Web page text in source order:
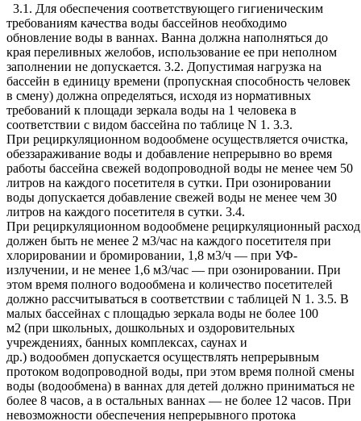
3.1. Для обеспечения соответствующего гигиеническим требованиям качества воды бассейнов необходимо обновление воды в ваннах. Ванна должна наполняться до края переливных желобов, использование ее при неполном заполнении не допускается. 3.2. Допустимая нагрузка на бассейн в единицу времени (пропускная способность человек в смену) должна определяться, исходя из нормативных требований к площади зеркала воды на 1 человека в соответствии с видом бассейна по таблице N 1. 3.3. При рециркуляционном водообмене осуществляется очистка, обеззараживание воды и добавление непрерывно во время работы бассейна свежей водопроводной воды не менее чем 50 литров на каждого посетителя в сутки. При озонировании воды допускается добавление свежей воды не менее чем 30 литров на каждого посетителя в сутки. 3.4. При рециркуляционном водообмене рециркуляционный расход должен быть не менее 2 м3/час на каждого посетителя при хлорировании и бромировании, 1,8 м3/ч — при УФ-излучении, и не менее 1,6 м3/час — при озонировании. При этом время полного водообмена и количество посетителей должно рассчитываться в соответствии с таблицей N 1. 3.5. В малых бассейнах с площадью зеркала воды не более 100 м2 (при школьных, дошкольных и оздоровительных учреждениях, банных комплексах, саунах и др.) водообмен допускается осуществлять непрерывным протоком водопроводной воды, при этом время полной смены воды (водообмена) в ваннах для детей должно приниматься не более 8 часов, а в остальных ваннах — не более 12 часов. При невозможности обеспечения непрерывного протока водопроводной воды должна проводиться ежедневная полная смена воды в ваннах бассейнов школьных и дошкольных учреждений, а также малых бассейнов в саунах и банных комплексах. 3.6. В детских летних оздоровительных учреждениях сезонного типа при отсутствии водопроводной воды питьевого качества в надлежащем количестве по согласованию с органами госсанэпиднадзора допускается устройство бассейнов с периодическим наполнением из поверхностного или подземного источников, а также морской водой, при соблюдении требований, указанных в п.3.5 и п.4.4 настоящих санитарных правил. 3.7. Организация перерывов между сменами, их необходимость и продолжительность, решаются по согласованию с местными органами госсанэпиднадзора в зависимости от качества воды в ванне бассейна, количества посетителей и соблюдения ими правил личной гигиены (душ), санитарного состояния помещений, регулярности и качества уборки и др. Ухудшение качества воды в ванне бассейна при отсутствии перерывов требует срочного принятия административных мер по повышению контроля за: — уборкой и дезинфекцией помещений; — обеззараживанием воды; — соответствием количества посетителей требованиям таблицы N 1 и соблюдением ими правил личной гигиены и т.д. Если указанные меры не привели к улучшению качества воды в ванне бассейна, то необходимо введение перерывов между сменами с оптимальной продолжительностью. 3.8. Обеззараживание воды. 3.8.1. Обеззараживание воды, поступающей в ванны плавательных бассейнов, должно быть обязательным для всех бассейнов рециркуляционного типа, а также для проточных бассейнов с морской водой. 3.8.2. Для бассейнов спортивного и спортивно-оздоровительного назначения в качестве основных методов обеззараживания воды могут быть использованы озонирование, хлорирование, бромирование, а также ультрафиолетовое излучение с дозой не менее 16 мДж/см2 вне зависимости от , 90;ипа установки; для повышения надежности обеззараживания целесообразно комбинирование химических методов с УФ-излучением. При хлорировании воды водородный показатель (рН) должен быть не более 7,8. Учитывая опасность для здоровья побочных продуктов хлорирования (галогеносодержащих соединений), следует отдавать предпочтение альтернативным методам обеззараживания. 3.8.3. Использование других методов обеззараживания, не указанных в п.3.8.2, допускается в том случае, если надежность и безопасность их обоснована специальными технологическими и гигиеническими исследованиями после получения положительного санитарно-эпидемиологического заключения. 3.8.4. Для бассейнов с непрерывным протоком воды рекомендуется использование физических методов обеззараживания (в частности, ультрафиолетового излучения). Допускается без дополнительного обеззараживания эксплуатация бассейнов проточного типа с водой, поступающей из централизованной системы питьевого водоснабжения, а также бассейнов, указанных в п.3.5., если качество воды в ванне по микробиологическим показателям соответствует требованиям таблицы N 3 настоящих санитарных правил. 3.8.5. При хлорировании и бромировании воды концентрированный раствор дезинфектанта добавляют в воду: при проточной системе — в подающий трубопровод, при рециркуляционной — перед фильтрами или после фильтров (в зависимости от принятой схемы и результатов апробации), а при обеззараживании озоном или УФ-излучением — после фильтров. Рабочая доза обеззараживающего реагента определяется опытным путем из расчета постоянного поддержания остаточной его концентрации в соответствии с таблицей N 3. 3.8.6. В период продолжительного перерыва в работе бассейна (более 2 часов) допускается повышенное содержание обеззараживающих веществ в воде ванн до следующих остаточных концентраций: 1,5 мг/л — свободного хлора, 2,0 мг/л — связанного хлора, 2,0 мг/л — брома и 0,5 мг/л — озона. К началу приема посетителей остаточное содержание указанных обеззараживающих веществ не должно превышать уровней, приведенных в таблице N 3. 3.9. Требования к уборке и дезинфекции помещений и ванн. 3.9.1. Ежедневная уборка должна проводиться в конце рабочего дня. Необходимость уборки в перерывах между сменами устанавливается в соответствии с требованиями п.3.7. настоящих санитарных правил. Ежедневной дезинфекции подлежат помещения туалета, душевых, раздевальни, обходные дорожки, скамейки, дверные ручки и поручни. График уборки и дезинфекции утверждается администрацией бассейна. 3.9.2. Генеральная уборка с профилактическим ремонтом и последующей дезинфекцией проводится не реже 1 раза в месяц. Дезинсекционные и дератизационные мероприятия осуществляются специализированными службами на основании заявок или договоров. 3.9.3. Санитарная обработка ванны, включающая полный слив воды, механическую чистку и дезинфекцию, проводится в сроки, согласованные с органамигоссанэпиднадзора. Дезинфекция ванны бассейна, проводимая после слива воды и механической чистки, осуществляется методом двукратного орошения с расходом дезинфектанта0,6-0,8 л/м и концентрацией раствора 100 мг/л активного хлора. Смыв дезинфицирующего раствора производится теплой водой не ранее, чем через 1 час после его нанесения. Для борьбы с обрастанием стенок ванн бассейна (преимущественно открытых) и облегчения их чистки может проводиться периодическое добавление в воду ванн раствора медного купороса (сульфата меди) с концентрацией 1,0-5,0 мг/л или другими разрешенными для этой цели реагентами согласно п.1.4 настоящих санитарных правил. Дезинфекция ванн может проводиться специально обученным персоналом бассейна или силами местных дезинфекционных станций, а также отделов профилактической дезинфекции учреждений санитарно-эпидемиологической службы. 3.9.4. Для бассейнов с ежедневной полной сменой воды санитарная обработка ванны должна включать механическую очистку и обработку дезинфицирующим препаратом. 3.10. Реагенты для обеззараживания воды плавательных бассейнов и дезинфицирующие средства для обработки помещений и ванн, разрешенные органами государственного санитарно-эпидемиологического надзора, указаны в Приложении N 2. 3.11. Требования к отоплению, вентиляции, микроклимату и воздушной среде помещений. 3.11.1. Системы отопления, вентиляции и кондиционирования воздуха должны обеспечивать параметры микроклимата и воздухообмена помещений плавательных бассейнов, указанные в таблице N 2. 3.11.2. При температуре наружного воздуха зимой ниже -20°С в тамбурах основных входов плавательных бассейнов рекомендуется устраивать воздушно-тепловые завесы. Воздушно-тепловую завесу допускается заменять тамбуром с тройными последовательно расположенными дверями. 3.11.3. Концентрация свободного хлора в воздухе над зеркалом воды допускается не более 0,1 мг/м3, озона — не более 0,16 мг/м3. 3.11.4. Освещенность поверхности воды должна быть не менее 100 лк, в бассейнах для прыжков в воду — 150 лк, для водного поло — 200 лк. Во всех бассейнах, кроме рабочего освещения, требуется автономное аварийное освещение, обеспечивающее освещенность поверхности воды не менее 5 лк. 3.11.5. Уровень шума в залах не должен превышать 60 дбА, а уровень шума при проведении занятий и во время соревнований допускается до 82 дбА и 110 дбАсоответственно. 3.12. Требования к личной гигиене посетителей и обслуживающего персонала. 3.12.1. Персонал бассейна (медработники, тренеры, инструкторы по плаванию) должен проходить предварительные при поступлении на работу и периодические медицинские осмотры в соответствии с действующим законодательством Российской Федерации в порядке, определяемом Министерством здравоохранения Российской Федерации. Результаты медицинского освидетельствования фиксируются в медицинских книжках. Администрация бассейна обеспечивает персонал бассейна спецодеждой. Гигиеническое обучение персонала проводится учреждениями государственной санитарно-эпидемиологической службы. 3.12.2. Справка лечебно-профилактического учреждения, разрешающая посещение бассейна, необходима при возникновении неблагоприятной санитарно-эпидемической ситуации в данном населенном месте (городе, районе) по заболеваниям, указанным в приложении N 1. В этих случаях в целях предупреждения распространения инфекционных заболеваний центрами госсанэпиднадзора дается предписание администрации плавательных бассейнов о прекращении допуска посетителей, не прошедших медицинский осмотр с проведением соответствующих анализов. Вне зависимости от санитарно-эпидемической ситуации детям дошкольного и младшего школьного возраста в обязательном порядке требуется справка о результатах